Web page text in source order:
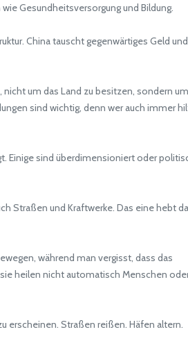
Gesundheitsversorgung und Bildung.
China tauscht gegenwärtiges Geld und
um das Land zu besitzen, sondern
sind wichtig, denn wer auch immer
Einige sind überdimensioniert oder
Straßen und Kraftwerke. Das eine hebt
während man vergisst, dass das
heilen nicht automatisch Menschen
erscheinen. Straßen reißen. Häfen altern.